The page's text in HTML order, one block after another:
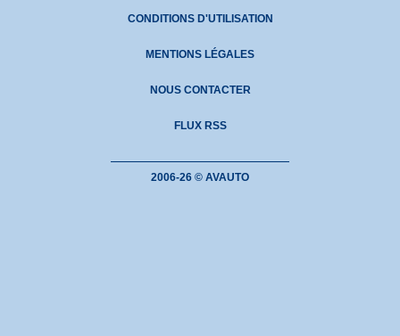
CONDITIONS D'UTILISATION
MENTIONS LÉGALES
NOUS CONTACTER
FLUX RSS
2006-26 © AVAUTO